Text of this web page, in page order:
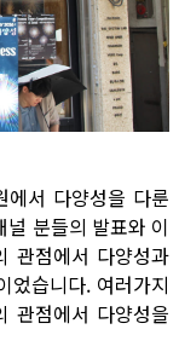
에서 다양성을 다룬
분들의 발표와 이
관점에서 다양성과
었습니다. 여러가지
관점에서 다양성을